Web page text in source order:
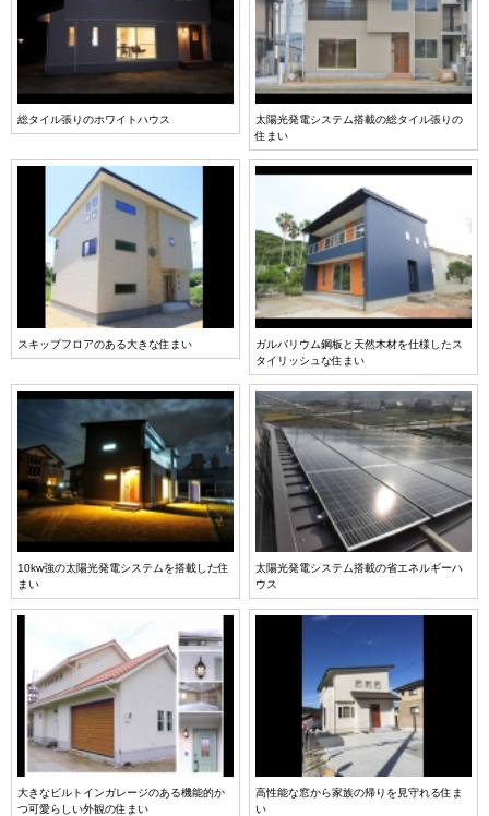
総タイル張りのホワイトハウス
太陽光発電システム搭載の総タイル張りの
住まい
スキップフロアのある大きな住まい
ガルバリウム鋼板と天然木材を仕様したス
タイリッシュな住まい
10kw強の太陽光発電システムを搭載した住
まい
太陽光発電システム搭載の省エネルギーハ
ウス
大きなビルトインガレージのある機能的か
つ可愛らしい外観の住まい
高性能な窓から家族の帰りを見守れる住ま
い